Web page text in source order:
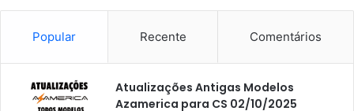
Popular Recente Comentários
Atualizações Antigas Modelos
Azamerica para CS 02/10/2025